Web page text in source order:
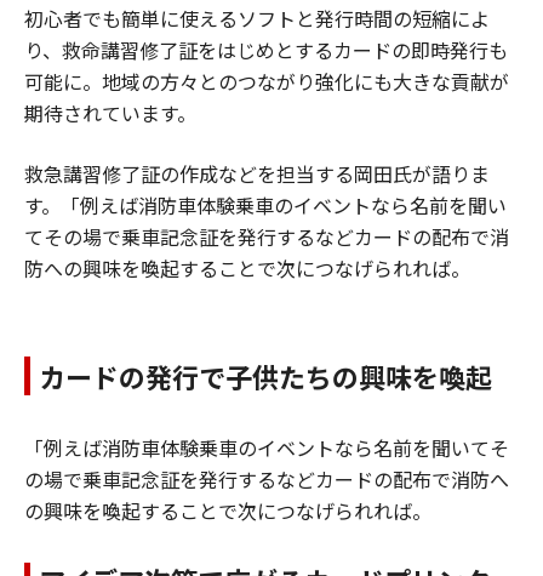
初心者でも簡単に使えるソフトと発行時間の短縮によ
り、救命講習修了証をはじめとするカードの即時発行も
可能に。地域の方々とのつながり強化にも大きな貢献が
期待されています。
救急講習修了証の作成などを担当する岡田氏が語りま
す。「例えば消防車体験乗車のイベントなら名前を聞い
てその場で乗車記念証を発行するなどカードの配布で消
防への興味を喚起することで次につなげられれば。
カードの発行で子供たちの興味を喚起
「例えば消防車体験乗車のイベントなら名前を聞いてそ
の場で乗車記念証を発行するなどカードの配布で消防へ
の興味を喚起することで次につなげられれば。